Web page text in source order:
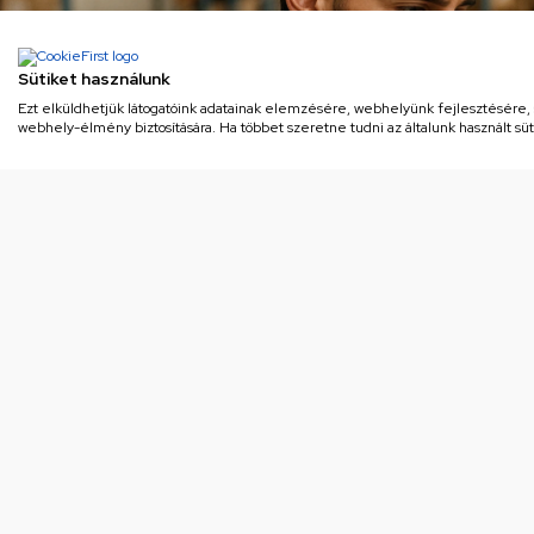
Sütiket használunk
Ezt elküldhetjük látogatóink adatainak elemzésére, webhelyünk
webhely-élmény biztosítására. Ha többet szeretne tudni az általunk használt